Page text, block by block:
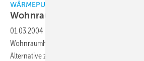
WÄRMEPUMPENTECHNIK
Wohnraumbeheizung in Alt-
01.03.2004
Wohnraumheizung sind unter
Alternative zur fossilen Wohnraumbeheizung.